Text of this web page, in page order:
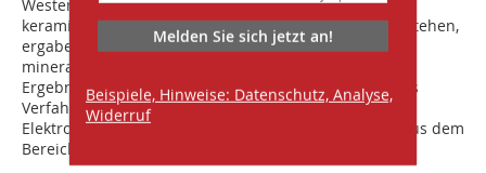
Westerwälder Bentonite, die im Deckgebirge der
keramischen Tone in großen Mengen zur Verfügung stehen,
ergaben in einem Screening gegenüber 43 anderen
mineralischen Rohstoffen als Adsorber die besten
Ergebnisse. Als nächster Schritt ist die Umsetzung des
Verfahrens mit Unternehmen der
Elektroschrottaufbereitung und/oder Unternehmen aus dem
Bereich der Hydrometallurgie vorgesehen.
Melden Sie sich jetzt an!
Beispiele, Hinweise: Datenschutz, Analyse,
Widerruf